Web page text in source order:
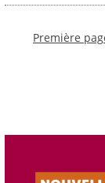
Première